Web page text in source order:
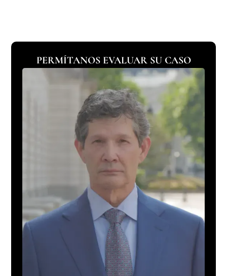
PERMÍTANOS EVALUAR SU CASO